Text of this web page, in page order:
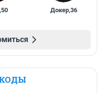
50 Докер,36